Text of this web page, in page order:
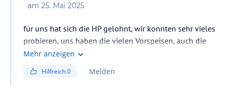
am 25. Mai 2025
für uns hat sich die HP gelohnt, wir konnten sehr vieles
probieren, uns haben die vielen Vorspeisen, auch die
etwas wenigeren Hauptspeisen und die große Auswahl
Landestypische Spezialitäten und eine große Auswahl
Mehr anzeigen
Hilfreich0 Melden